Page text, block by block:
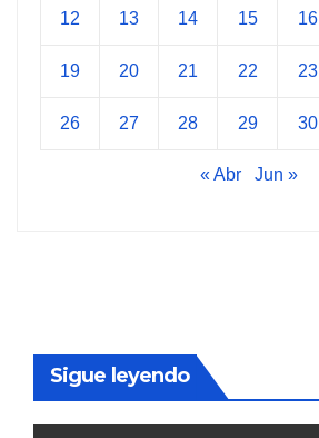
12 13 14 15 16
19 20 21 22 23
26 27 28 29 30
« Abr Jun »
Sigue leyendo